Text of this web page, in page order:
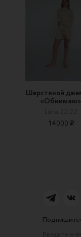
Шерстяной
«Обнимаю»
Lúna 22.22
14000 ₽